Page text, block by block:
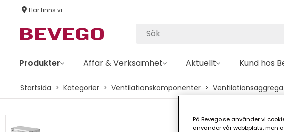
Här finns vi
Produkter Affär & Verksamhet Aktuellt Kund hos
Startsida Kategorier Ventilationskomponenter
På Bevego.se använder vi
använder vår webbplats, men